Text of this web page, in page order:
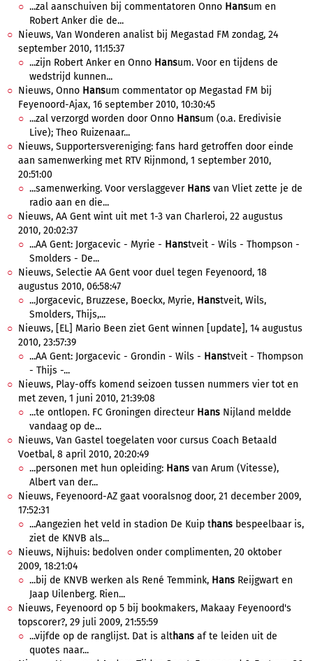
...zal aanschuiven bij commentatoren Onno Hansum en
Robert Anker die de...
Nieuws, Van Wonderen analist bij Megastad FM zondag, 24
september 2010, 11:15:37
...zijn Robert Anker en Onno Hansum. Voor en tijdens de
wedstrijd kunnen...
Nieuws, Onno Hansum commentator op Megastad FM bij
Feyenoord-Ajax, 16 september 2010, 10:30:45
...zal verzorgd worden door Onno Hansum (o.a. Eredivisie
Live); Theo Ruizenaar...
Nieuws, Supportersvereniging: fans hard getroffen door einde
aan samenwerking met RTV Rijnmond, 1 september 2010,
20:51:00
...samenwerking. Voor verslaggever Hans van Vliet zette je de
radio aan en die...
Nieuws, AA Gent wint uit met 1-3 van Charleroi, 22 augustus
2010, 20:02:37
...AA Gent: Jorgacevic - Myrie - Hanstveit - Wils - Thompson -
Smolders - De...
Nieuws, Selectie AA Gent voor duel tegen Feyenoord, 18
augustus 2010, 06:58:47
...Jorgacevic, Bruzzese, Boeckx, Myrie, Hanstveit, Wils,
Smolders, Thijs,...
Nieuws, [EL] Mario Been ziet Gent winnen [update], 14 augustus
2010, 23:57:39
...AA Gent: Jorgacevic - Grondin - Wils - Hanstveit - Thompson
- Thijs -...
Nieuws, Play-offs komend seizoen tussen nummers vier tot en
met zeven, 1 juni 2010, 21:39:08
...te ontlopen. FC Groningen directeur Hans Nijland meldde
vandaag op de...
Nieuws, Van Gastel toegelaten voor cursus Coach Betaald
Voetbal, 8 april 2010, 20:20:49
...personen met hun opleiding: Hans van Arum (Vitesse),
Albert van der...
Nieuws, Feyenoord-AZ gaat vooralsnog door, 21 december 2009,
17:52:31
...Aangezien het veld in stadion De Kuip thans bespeelbaar is,
ziet de KNVB als...
Nieuws, Nijhuis: bedolven onder complimenten, 20 oktober
2009, 18:21:04
...bij de KNVB werken als René Temmink, Hans Reijgwart en
Jaap Uilenberg. Rien...
Nieuws, Feyenoord op 5 bij bookmakers, Makaay Feyenoord's
topscorer?, 29 juli 2009, 21:55:59
...vijfde op de ranglijst. Dat is althans af te leiden uit de
quotes naar...